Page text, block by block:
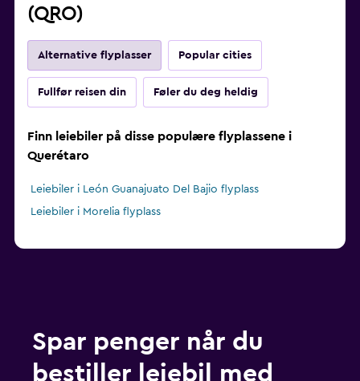
(QRO)
Alternative flyplasser Popular cities
Fullfør reisen din Føler du deg heldig
Finn leiebiler på disse populære flyplassene i
Querétaro
Leiebiler i León Guanajuato Del Bajio flyplass
Leiebiler i Morelia flyplass
Spar penger når du
bestiller leiebil med